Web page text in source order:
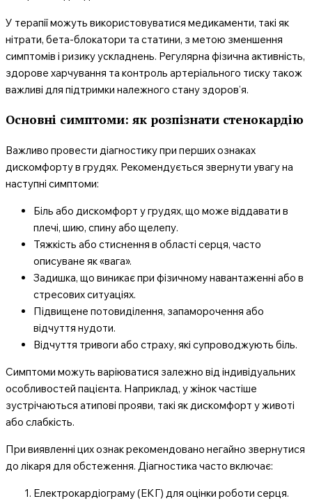
У терапії можуть використовуватися медикаменти, такі як
нітрати, бета-блокатори та статини, з метою зменшення
симптомів і ризику ускладнень. Регулярна фізична активність,
здорове харчування та контроль артеріального тиску також
важливі для підтримки належного стану здоров’я.
Основні симптоми: як розпізнати стенокардію
Важливо провести діагностику при перших ознаках
дискомфорту в грудях. Рекомендується звернути увагу на
наступні симптоми:
Біль або дискомфорт у грудях, що може віддавати в
плечі, шию, спину або щелепу.
Тяжкість або стиснення в області серця, часто
описуване як «вага».
Задишка, що виникає при фізичному навантаженні або в
стресових ситуаціях.
Підвищене потовиділення, запаморочення або
відчуття нудоти.
Відчуття тривоги або страху, які супроводжують біль.
Симптоми можуть варіюватися залежно від індивідуальних
особливостей пацієнта. Наприклад, у жінок частіше
зустрічаються атипові прояви, такі як дискомфорт у животі
або слабкість.
При виявленні цих ознак рекомендовано негайно звернутися
до лікаря для обстеження. Діагностика часто включає:
Електрокардіограму (ЕКГ) для оцінки роботи серця.